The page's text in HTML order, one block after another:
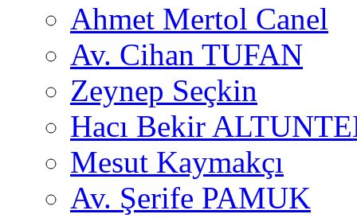
Ahmet Mertol Canel
Av. Cihan TUFAN
Zeynep Seçkin
Hacı Bekir
Mesut Kaymakçı
Av. Şerife PAMUK